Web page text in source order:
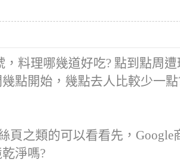
料理哪幾道好吃? 點到點周遭
點開始，幾點去人比較少一點
頁之類的可以看看先，Google
淨嗎?